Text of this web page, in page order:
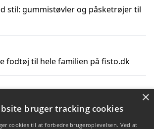
stil: gummistøvler og påsketrøjer til
fodtøj til hele familien på fisto.dk
×
bruger tracking cookies
cookies til at forbedre brugeroplevelsen. Ved at